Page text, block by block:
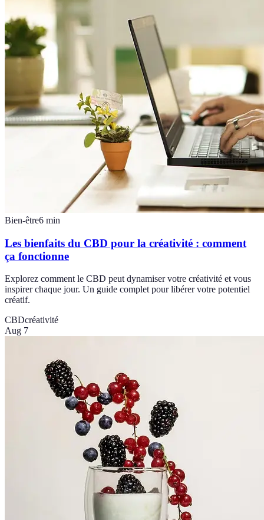
Bien-être6 min
Les bienfaits du CBD pour la créativité : comment
ça fonctionne
Explorez comment le CBD peut dynamiser votre créativité et vous
inspirer chaque jour. Un guide complet pour libérer votre potentiel
créatif.
CBDcréativité
Aug 7